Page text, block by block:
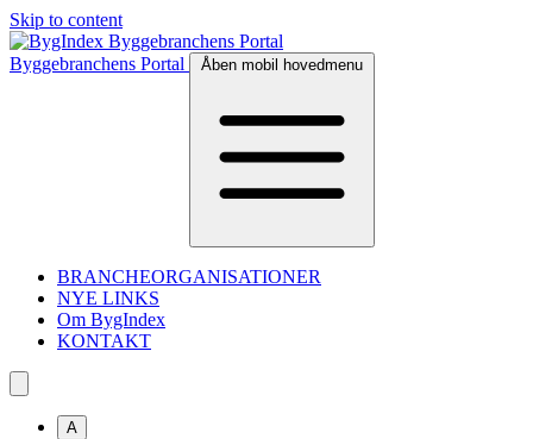
Skip to content
Byggebranchens Portal Åben mobil hovedmenu
BRANCHEORGANISATIONER
NYE LINKS
Om BygIndex
KONTAKT
A